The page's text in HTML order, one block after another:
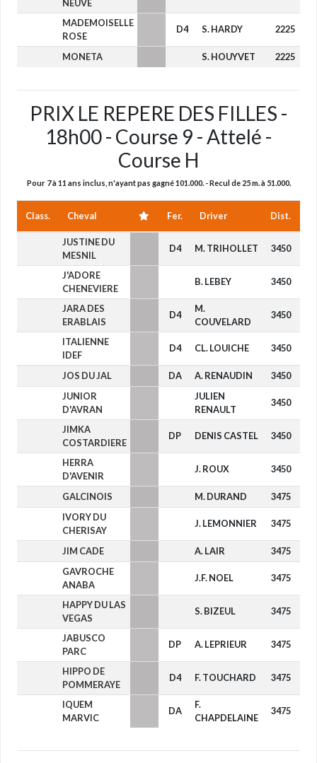
NEUVE
MADEMOISELLE
ROSE
D4 S. HARDY 2225
MONETA S. HOUYVET 2225
PRIX LE REPERE DES FILLES -
18h00 - Course 9 - Attelé -
Course H
Pour 7 à 11 ans inclus, n'ayant pas gagné 101.000. - Recul de 25 m. à 51.000.
Class. Cheval Fer. Driver Dist.
JUSTINE DU
MESNIL
D4 M. TRIHOLLET 3450
J'ADORE
CHENEVIERE
B. LEBEY 3450
JARA DES
ERABLAIS
D4
M.
COUVELARD
3450
ITALIENNE
IDEF
D4 CL. LOUICHE 3450
JOS DU JAL DA A. RENAUDIN 3450
JUNIOR
D'AVRAN
JULIEN
RENAULT
3450
JIMKA
COSTARDIERE
DP DENIS CASTEL 3450
HERRA
D'AVENIR
J. ROUX 3450
GALCINOIS M. DURAND 3475
IVORY DU
CHERISAY
J. LEMONNIER 3475
JIM CADE A. LAIR 3475
GAVROCHE
ANABA
J.F. NOEL 3475
HAPPY DU LAS
VEGAS
S. BIZEUL 3475
JABUSCO
PARC
DP A. LEPRIEUR 3475
HIPPO DE
POMMERAYE
D4 F. TOUCHARD 3475
IQUEM
MARVIC
DA
F.
CHAPDELAINE
3475